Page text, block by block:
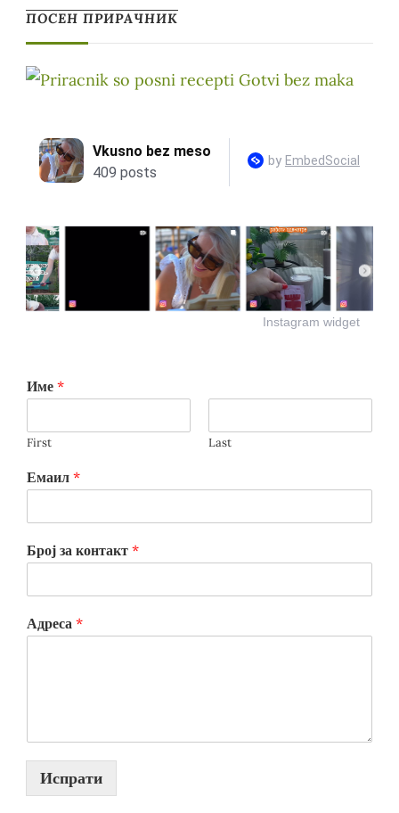
ПОСЕН ПРИРАЧНИК
Instagram widget
Име *
First Last
Емаил *
Број за контакт *
Адреса *
Испрати